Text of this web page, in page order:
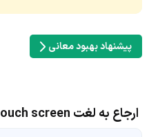
پیشنهاد بهبود معانی
ارجاع به لغت touch screen